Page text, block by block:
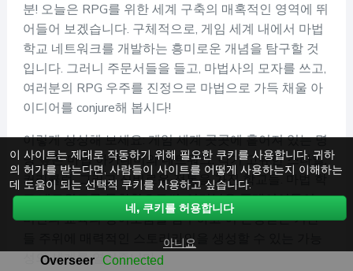
분! 오늘은 RPG를 위한 세계 구축의 매혹적인 영역에 뛰
어들어 보겠습니다. 구체적으로, 게임 세계 내에서 마법
학교 네트워크를 개발하는 흥미로운 개념을 탐구할 것
입니다. 그러니 주문서들을 들고, 마법사의 모자를 쓰고,
여러분의 RPG 우주를 진정으로 마법으로 가득 채울 아
이디어를 conjure해 봅시다!
이렇게 상상해 보세요: 게임 세계 곳곳에 흩어져 있는 명
망 높은 마법 아카데미의 네트워크, 각기 고유한 스타일,
커리큘럼, 그리고 신비로운 전통을 가진 학교들. 마법 학
교 네트워크를 통합함으로써, 여러분은 플레이어들이
비전의 교육의 경이로움을 탐구하고 이 존경받는 기관
들 주위에 매력적인 스토리라인을 생성할 수 있는 가능
성의 세계를 열어줍니다.
이 사이트는 제대로 작동하기 위해 필요한 쿠키를 사용합니다. 귀하
의 허가를 받는다면, 사람들이 사이트를 어떻게 사용하는지 이해하는
데 도움이 되는 선택적 쿠키를 사용하고 싶습니다.
네, 쿠키를 허용합니다
아니요